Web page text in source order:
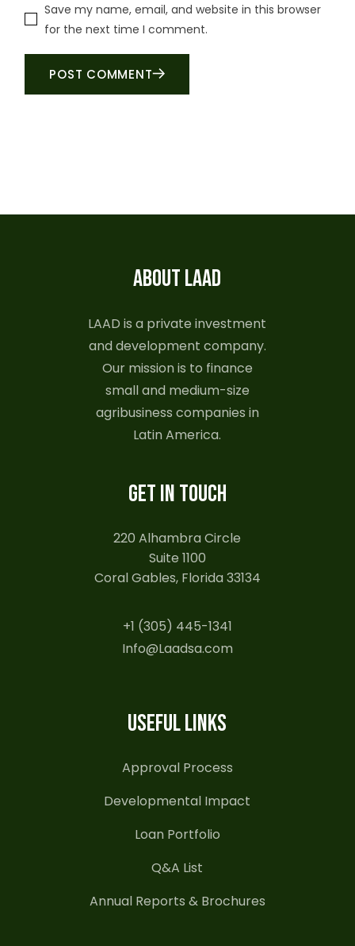
Save my name, email, and website in this browser
for the next time I comment.
POST COMMENT
ABOUT LAAD
LAAD is a private investment
and development company.
Our mission is to finance
small and medium-size
agribusiness companies in
Latin America.
GET IN TOUCH
220 Alhambra Circle
Suite 1100
Coral Gables, Florida 33134
+1 (305) 445-1341
Info@Laadsa.com
USEFUL LINKS
Approval Process
Developmental Impact
Loan Portfolio
Q&A List
Annual Reports & Brochures